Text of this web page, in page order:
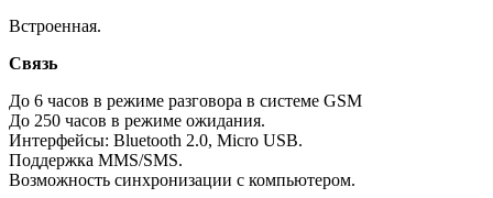
Встроенная.
Связь
До 6 часов в режиме разговора в системе GSM
До 250 часов в режиме ожидания.
Интерфейсы: Bluetooth 2.0, Micro USB.
Поддержка MMS/SMS.
Возможность синхронизации с компьютером.